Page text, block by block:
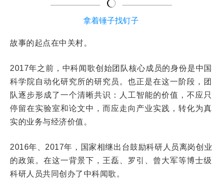
拿着锤子找钉子
故事的起点在中关村。
2017年之前，中科闻歌创始团队核心成员的身份是中国
科学院自动化研究所的研究员。也正是在这一阶段，团
队逐步形成了一个清晰共识：人工智能的价值，不应只
停留在实验室和论文中，而应走向产业实践，转化为真
实的业务与经济价值。
2016年、2017年，国家相继出台鼓励科研人员离岗创业
的政策。在这一背景下，王磊、罗引、曾大军等博士级
科研人员共同创办了中科闻歌。